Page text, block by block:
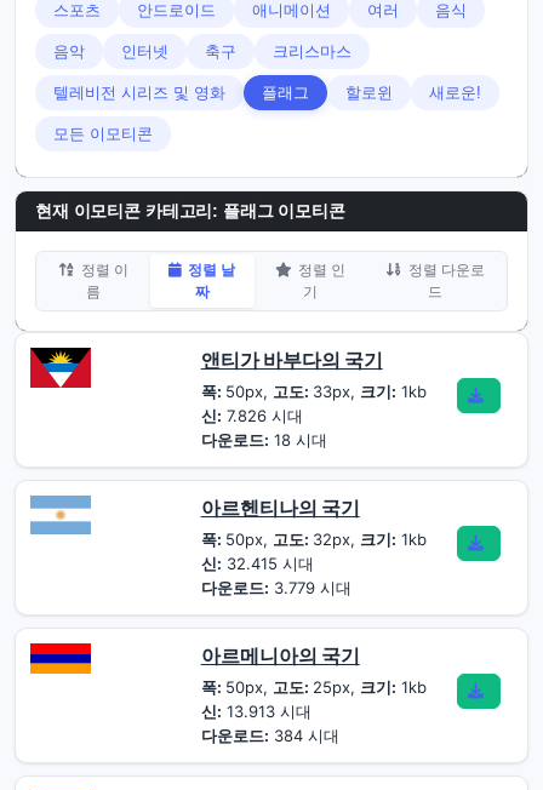
스포츠 안드로이드 애니메이션 여러 음식
음악 인터넷 축구 크리스마스
텔레비전 시리즈 및 영화 플래그 할로윈 새로운!
모든 이모티콘
현재 이모티콘 카테고리: 플래그 이모티콘
정렬 이
름
정렬 날
짜
정렬 인
기
정렬 다운로
드
앤티가 바부다의 국기
폭: 50px, 고도: 33px, 크기: 1kb
신: 7.826 시대
다운로드: 18 시대
아르헨티나의 국기
폭: 50px, 고도: 32px, 크기: 1kb
신: 32.415 시대
다운로드: 3.779 시대
아르메니아의 국기
폭: 50px, 고도: 25px, 크기: 1kb
신: 13.913 시대
다운로드: 384 시대